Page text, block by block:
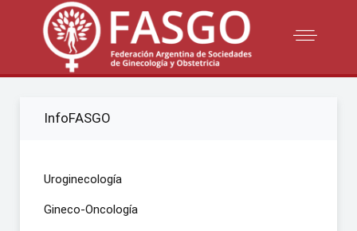
InfoFASGO
Uroginecología
Gineco-Oncología